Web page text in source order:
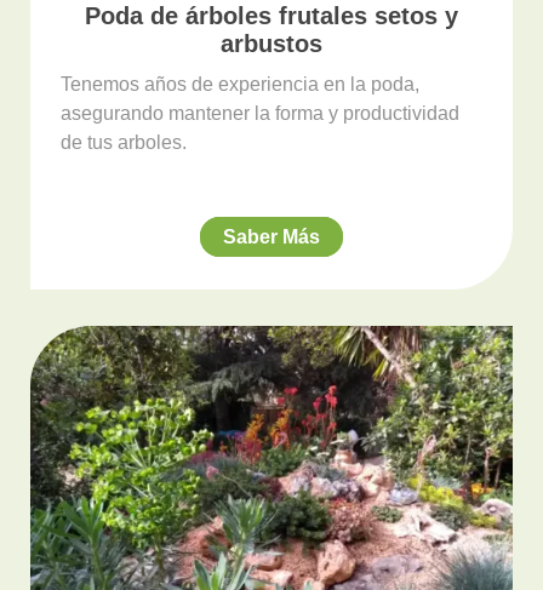
Poda de árboles frutales setos y
arbustos
Tenemos años de experiencia en la poda,
asegurando mantener la forma y productividad
de tus arboles.
Saber Más